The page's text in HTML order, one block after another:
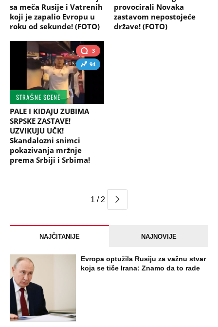
sa meča Rusije i Vatrenih
koji je zapalio Evropu u
roku od sekunde! (FOTO)
provocirali Novaka
zastavom nepostojeće
države! (FOTO)
3
94
STRAŠNE SCENE
PALE I KIDAJU ZUBIMA
SRPSKE ZASTAVE!
UZVIKUJU UČK!
Skandalozni snimci
pokazivanja mržnje
prema Srbiji i Srbima!
1 / 2
NAJČITANIJE NAJNOVIJE
Evropa optužila Rusiju za važnu stvar
koja se tiče Irana: Znamo da to rade